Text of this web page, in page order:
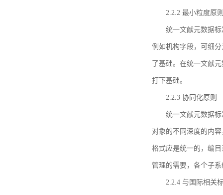
2.2.2 最小粒度原
统一文献元数据
例如机构字段，可细
了基础。在统一文献
打下基础。
2.2.3 协同化原则
统一文献元数据
对象的不同深度的内
格式应是统一的，编
管理的需要，各个子
2.2.4 与国际相关